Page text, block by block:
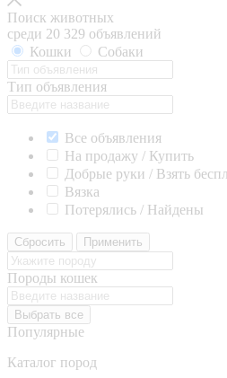
Поиск животных
среди 20 329 объявлений
Кошки
Собаки
Тип объявления
Все объявления
На продажу / Купить
Добрые руки / Взять
Вязка
Потерялись / Найдены
Сбросить Применить
Породы кошек
Выбрать все
Популярные
Каталог пород